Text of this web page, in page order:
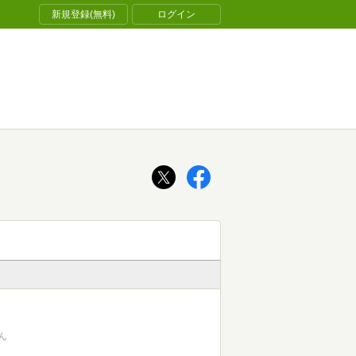
新規登録(無料) ログイン